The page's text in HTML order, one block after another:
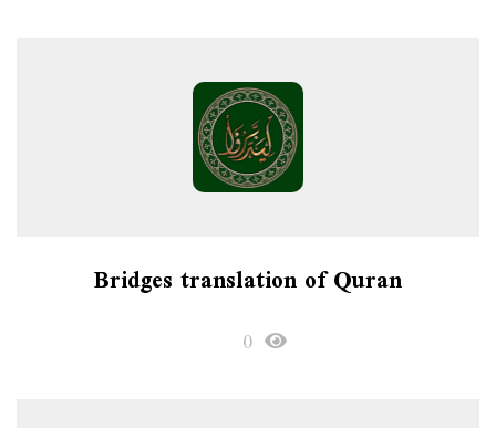
Bridges translation of Quran